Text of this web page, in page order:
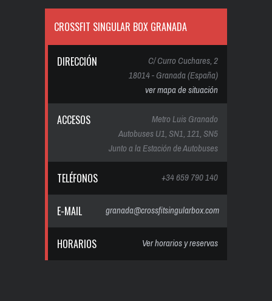
CROSSFIT SINGULAR BOX GRANADA
DIRECCIÓN
C/ Curro Cuchares, 2
18014 - Granada (España)
ver mapa de situación
ACCESOS
Metro Luis Granado
Autobuses U1, SN1, 121, SN5
Junto a la Estación de Autobuses
TELÉFONOS +34 659 790 140
E-MAIL granada@crossfitsingularbox.com
HORARIOS Ver horarios y reservas